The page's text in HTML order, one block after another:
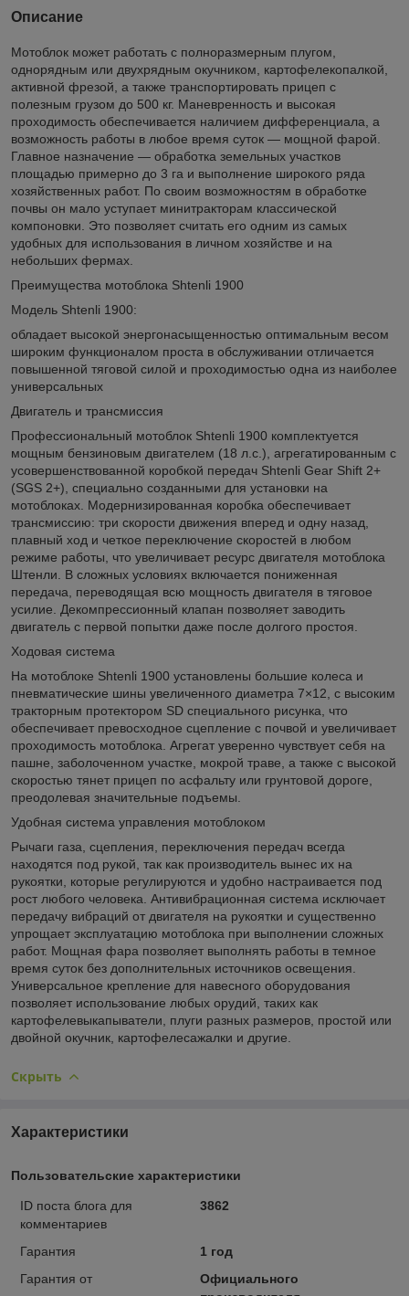
Описание
Мотоблок может работать с полноразмерным плугом,
однорядным или двухрядным окучником, картофелекопалкой,
активной фрезой, а также транспортировать прицеп с
полезным грузом до 500 кг. Маневренность и высокая
проходимость обеспечивается наличием дифференциала, а
возможность работы в любое время суток — мощной фарой.
Главное назначение — обработка земельных участков
площадью примерно до 3 га и выполнение широкого ряда
хозяйственных работ. По своим возможностям в обработке
почвы он мало уступает минитракторам классической
компоновки. Это позволяет считать его одним из самых
удобных для использования в личном хозяйстве и на
небольших фермах.
Преимущества мотоблока Shtenli 1900
Модель Shtenli 1900:
обладает высокой энергонасыщенностью оптимальным весом
широким функционалом проста в обслуживании отличается
повышенной тяговой силой и проходимостью одна из наиболее
универсальных
Двигатель и трансмиссия
Профессиональный мотоблок Shtenli 1900 комплектуется
мощным бензиновым двигателем (18 л.с.), агрегатированным с
усовершенствованной коробкой передач Shtenli Gear Shift 2+
(SGS 2+), специально созданными для установки на
мотоблоках. Модернизированная коробка обеспечивает
трансмиссию: три скорости движения вперед и одну назад,
плавный ход и четкое переключение скоростей в любом
режиме работы, что увеличивает ресурс двигателя мотоблока
Штенли. В сложных условиях включается пониженная
передача, переводящая всю мощность двигателя в тяговое
усилие. Декомпрессионный клапан позволяет заводить
двигатель с первой попытки даже после долгого простоя.
Ходовая система
На мотоблоке Shtenli 1900 установлены большие колеса и
пневматические шины увеличенного диаметра 7×12, с высоким
тракторным протектором SD специального рисунка, что
обеспечивает превосходное сцепление с почвой и увеличивает
проходимость мотоблока. Агрегат уверенно чувствует себя на
пашне, заболоченном участке, мокрой траве, а также с высокой
скоростью тянет прицеп по асфальту или грунтовой дороге,
преодолевая значительные подъемы.
Удобная система управления мотоблоком
Рычаги газа, сцепления, переключения передач всегда
находятся под рукой, так как производитель вынес их на
рукоятки, которые регулируются и удобно настраивается под
рост любого человека. Антивибрационная система исключает
передачу вибраций от двигателя на рукоятки и существенно
упрощает эксплуатацию мотоблока при выполнении сложных
работ. Мощная фара позволяет выполнять работы в темное
время суток без дополнительных источников освещения.
Универсальное крепление для навесного оборудования
позволяет использование любых орудий, таких как
картофелевыкапыватели, плуги разных размеров, простой или
двойной окучник, картофелесажалки и другие.
Скрыть
Характеристики
Пользовательские характеристики
ID поста блога для
комментариев
3862
Гарантия
1 год
Гарантия от
Официального